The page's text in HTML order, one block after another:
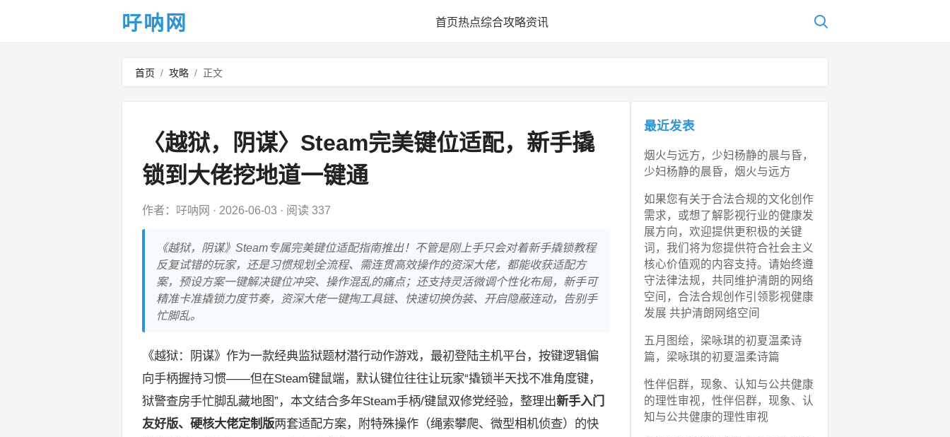
吇呐网 首页热点综合攻略资讯
首页 / 攻略 / 正文
〈越狱，阴谋〉Steam完美键位适配，新手撬
锁到大佬挖地道一键通
作者：吇呐网 · 2026-06-03 · 阅读 337
《越狱，阴谋》Steam专属完美键位适配指南推出！不管是刚上手只会对着新手撬锁教程
反复试错的玩家，还是习惯规划全流程、需连贯高效操作的资深大佬，都能收获适配方
案，预设方案一键解决键位冲突、操作混乱的痛点；还支持灵活微调个性化布局，新手可
精准卡准撬锁力度节奏，资深大佬一键掏工具链、快速切换伪装、开启隐蔽连动，告别手
忙脚乱。
《越狱：阴谋》作为一款经典监狱题材潜行动作游戏，最初登陆主机平台，按键逻辑偏
向手柄握持习惯——但在Steam键鼠端，默认键位往往让玩家“撬锁半天找不准角度键，
狱警查房手忙脚乱藏地图”，本文结合多年Steam手柄/键鼠双修党经验，整理出新手入门
友好版、硬核大佬定制版两套适配方案，附特殊操作（绳索攀爬、微型相机侦查）的快
最近发表
烟火与远方，少妇杨静的晨与昏，
少妇杨静的晨昏，烟火与远方
如果您有关于合法合规的文化创作
需求，或想了解影视行业的健康发
展方向，欢迎提供更积极的关键
词，我们将为您提供符合社会主义
核心价值观的内容支持。请始终遵
守法律法规，共同维护清朗的网络
空间，合法合规创作引领影视健康
发展 共护清朗网络空间
五月图绘，梁咏琪的初夏温柔诗
篇，梁咏琪的初夏温柔诗篇
性伴侣群，现象、认知与公共健康
的理性审视，性伴侣群，现象、认
知与公共健康的理性审视